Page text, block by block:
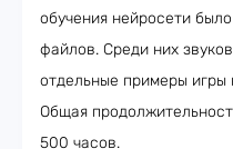
обучения нейросети
файлов. Среди них
отдельные примеры игры
Общая
500 часов.